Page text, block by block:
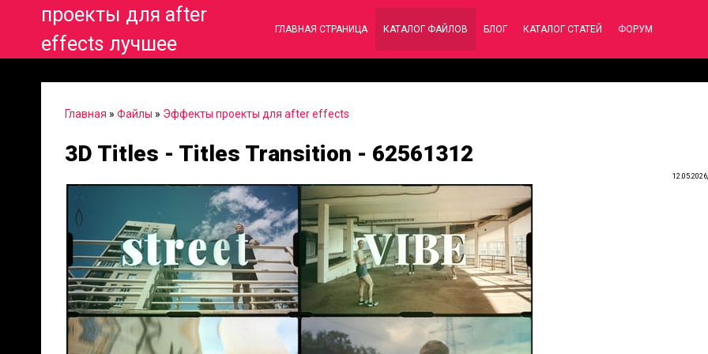
проекты для after
effects лучшее
ГЛАВНАЯ СТРАНИЦА КАТАЛОГ ФАЙЛОВ БЛОГ КАТАЛОГ СТАТЕЙ ФОРУМ
Главная » Файлы » Эффекты проекты для after effects
3D Titles - Titles Transition - 62561312